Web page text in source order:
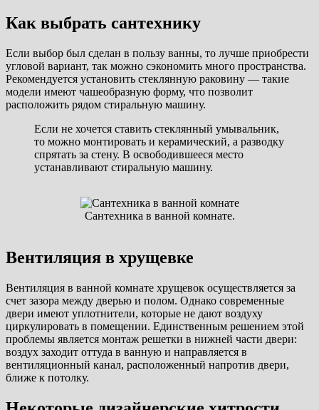
Как выбрать сантехнику
Если выбор был сделан в пользу ванны, то лучше приобрести
угловой вариант, так можно сэкономить много пространства.
Рекомендуется установить стеклянную раковину — такие
модели имеют чашеобразную форму, что позволит
расположить рядом стиральную машину.
Если не хочется ставить стеклянный умывальник,
то можно монтировать и керамический, а разводку
спрятать за стену. В освободившееся место
устанавливают стиральную машину.
Сантехника в ванной комнате.
Вентиляция в хрущевке
Вентиляция в ванной комнате хрущевок осуществляется за
счет зазора между дверью и полом. Однако современные
двери имеют уплотнители, которые не дают воздуху
циркулировать в помещении. Единственным решением этой
проблемы является монтаж решетки в нижней части двери:
воздух заходит оттуда в ванную и направляется в
вентиляционный канал, расположенный напротив двери,
ближе к потолку.